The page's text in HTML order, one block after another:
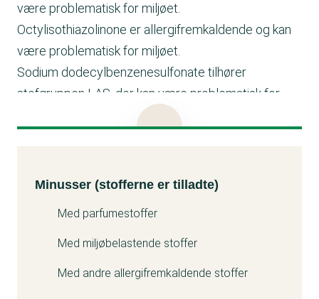
være problematisk for miljøet.
Octylisothiazolinone er allergifremkaldende og kan
være problematisk for miljøet.
Sodium dodecylbenzenesulfonate tilhører
stofgruppen LAS, der kan være problematisk for
Parfume der kan give allergi.
Limonene er et parfumestof, der kan give allergi. Det
kan også være problematisk for miljøet.
Minusser (stofferne er tilladte)
Med parfumestoffer
Med miljøbelastende stoffer
Med andre allergifremkaldende stoffer